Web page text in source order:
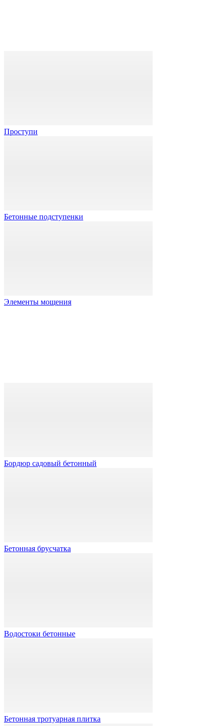
Проступи
Бетонные подступенки
Элементы мощения
Бордюр садовый бетонный
Бетонная брусчатка
Водостоки бетонные
Бетонная тротуарная плитка